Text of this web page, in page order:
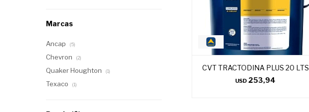
CVT TRACTODINA PLUS 20 LTS
USD 253,94
Marcas
Ancap (5)
Chevron (2)
Quaker Houghton (1)
Texaco (1)